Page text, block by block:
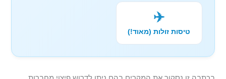
✈️
טיסות זולות (מאוד!)